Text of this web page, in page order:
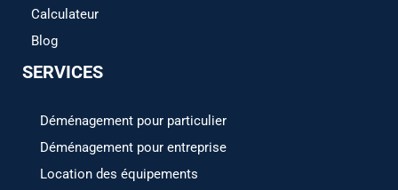
Calculateur
Blog
SERVICES
Déménagement pour particulier
Déménagement pour entreprise
Location des équipements